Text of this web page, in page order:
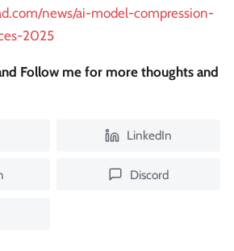
news/ai-model-compression-
2025
Follow me for more thoughts and
LinkedIn
Discord